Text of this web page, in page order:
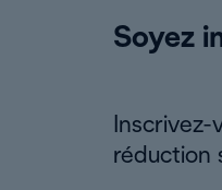
Soyez
réduction